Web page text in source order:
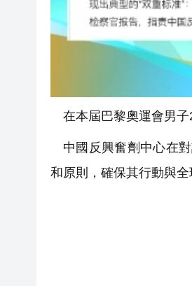
在本屆巴黎奧運會男
中國反興奮劑中心在
和原則，確保其行動與